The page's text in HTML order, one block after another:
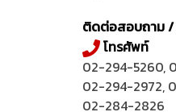
ติดต่อสอบถาม
โทรศัพท์
02-294-5260,
02-294-2972,
02-284-2826